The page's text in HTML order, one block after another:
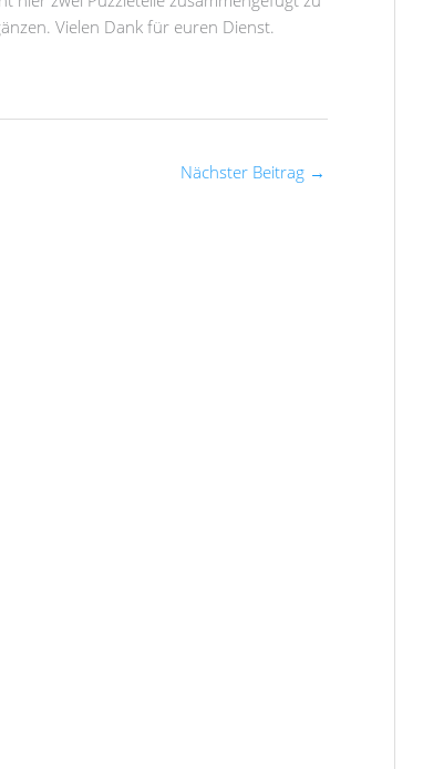
Vielen Dank für euren Dienst.
Nächster Beitrag →